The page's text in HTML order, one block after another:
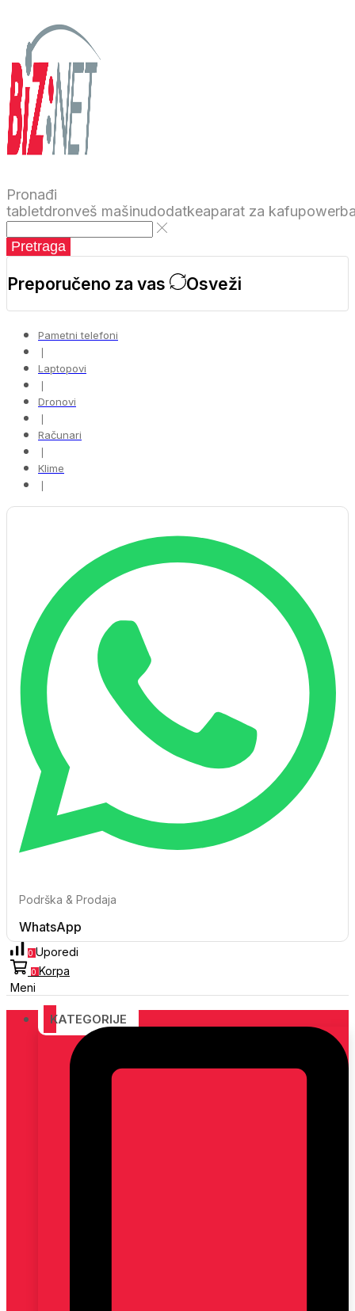
Pronađi
tabletdronveš mašinudodatkeaparat za kafu
Pretraga
Preporučeno za vas Osveži
Pametni telefoni
❘
Laptopovi
❘
Dronovi
❘
Računari
❘
Klime
❘
Podrška & Prodaja
WhatsApp
0 Uporedi
0 Korpa
Meni
KATEGORIJE